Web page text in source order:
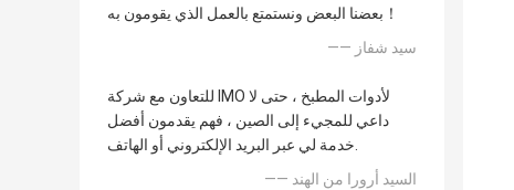
بعضنا البعض ونستمتع بالعمل الذي يقومون به！
—— سيد شفاز
للتعاون مع شركة IMO لأدوات المطبخ ، حتى لا
داعي للمجيء إلى الصين ، فهم يقدمون أفضل
خدمة لي عبر البريد الإلكتروني أو الهاتف.
—— السيد أرورا من الهند